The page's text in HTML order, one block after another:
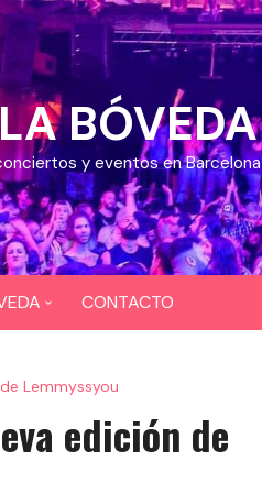
BÓVEDA
y eventos en Barcelona
CONTACTO
Lemmyssyou
edición de